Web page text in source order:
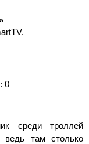
0
среди троллей
там столько